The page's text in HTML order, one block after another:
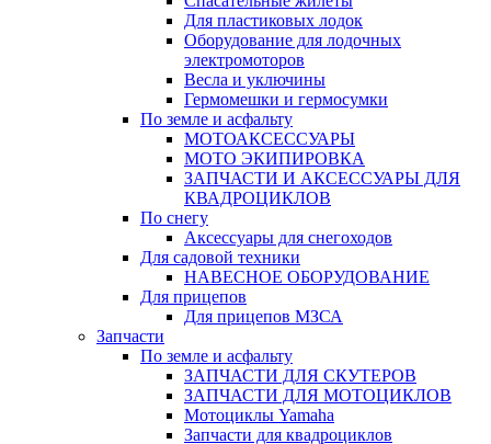
Для пластиковых лодок
Оборудование для лодочных
электромоторов
Весла и уключины
Гермомешки и гермосумки
По земле и асфальту
МОТОАКСЕССУАРЫ
МОТО ЭКИПИРОВКА
ЗАПЧАСТИ И АКСЕССУАРЫ ДЛЯ
КВАДРОЦИКЛОВ
По снегу
Аксессуары для снегоходов
Для садовой техники
НАВЕСНОЕ ОБОРУДОВАНИЕ
Для прицепов
Для прицепов МЗСА
Запчасти
По земле и асфальту
ЗАПЧАСТИ ДЛЯ СКУТЕРОВ
ЗАПЧАСТИ ДЛЯ МОТОЦИКЛОВ
Мотоциклы Yamaha
Запчасти для квадроциклов